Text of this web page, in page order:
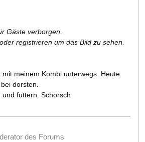
Gäste verborgen.
registrieren um das Bild zu sehen.
meinem Kombi unterwegs. Heute
dorsten.
futtern. Schorsch
des Forums